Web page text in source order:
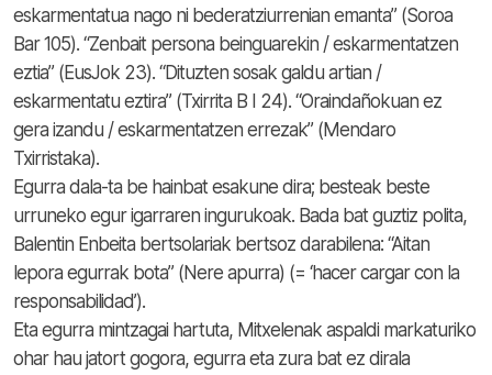
eskarmentatua nago ni bederatziurrenian emanta” (Soroa
Bar 105). “Zenbait persona beinguarekin / eskarmentatzen
eztia” (EusJok 23). “Dituzten sosak galdu artian /
eskarmentatu eztira” (Txirrita B I 24). “Oraindañokuan ez
gera izandu / eskarmentatzen errezak” (Mendaro
Txirristaka).
Egurra dala-ta be hainbat esakune dira; besteak beste
urruneko egur igarraren ingurukoak. Bada bat guztiz polita,
Balentin Enbeita bertsolariak bertsoz darabilena: “Aitan
lepora egurrak bota” (Nere apurra) (= ‘hacer cargar con la
responsabilidad’).
Eta egurra mintzagai hartuta, Mitxelenak aspaldi markaturiko
ohar hau jatort gogora, egurra eta zura bat ez dirala